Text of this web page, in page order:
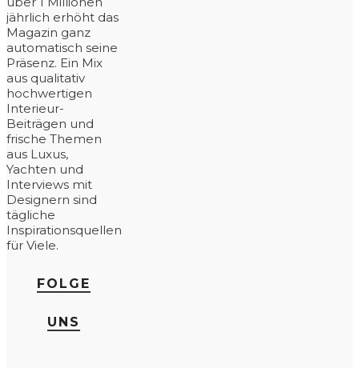
jährlich erhöht das
Magazin ganz
automatisch seine
Präsenz. Ein Mix
aus qualitativ
hochwertigen
Interieur-
Beiträgen und
frische Themen
aus Luxus,
Yachten und
Interviews mit
Designern sind
tägliche
Inspirationsquellen
für Viele.
FOLGE
UNS